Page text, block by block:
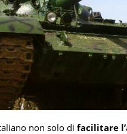
non solo di facilitare